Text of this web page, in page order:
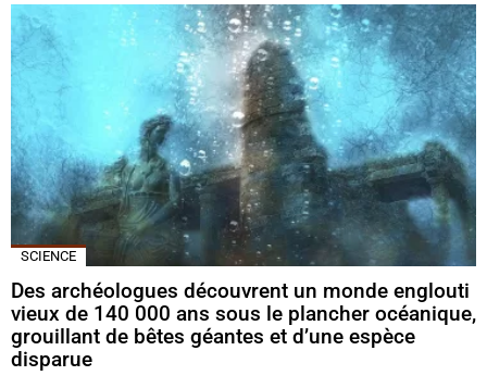
SCIENCE
Des archéologues découvrent un monde englouti
vieux de 140 000 ans sous le plancher océanique,
grouillant de bêtes géantes et d’une espèce
disparue